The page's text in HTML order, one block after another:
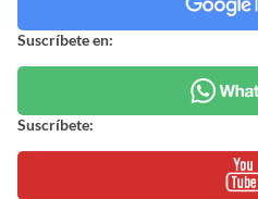
Suscríbete en:
Suscríbete: